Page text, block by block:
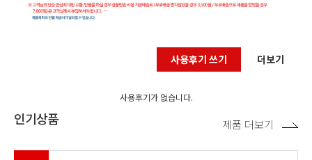
사용후기 쓰기 더보기
사용후기가 없습니다.
인기상품 제품 더보기